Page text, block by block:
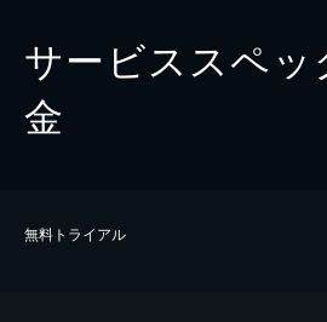
サービススペッ
金
無料トライアル